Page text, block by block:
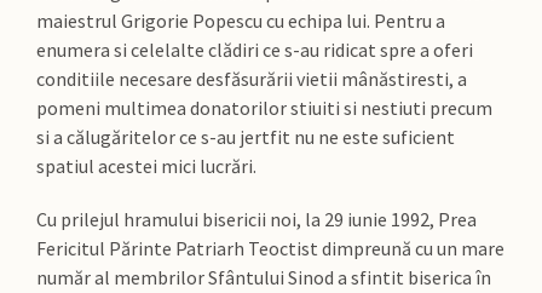
maiestrul Grigorie Popescu cu echipa lui. Pentru a
enumera si celelalte clădiri ce s-au ridicat spre a oferi
conditiile necesare desfăsurării vietii mânăstiresti, a
pomeni multimea donatorilor stiuiti si nestiuti precum
si a călugăritelor ce s-au jertfit nu ne este suficient
spatiul acestei mici lucrări.
Cu prilejul hramului bisericii noi, la 29 iunie 1992, Prea
Fericitul Părinte Patriarh Teoctist dimpreună cu un mare
număr al membrilor Sfântului Sinod a sfintit biserica în